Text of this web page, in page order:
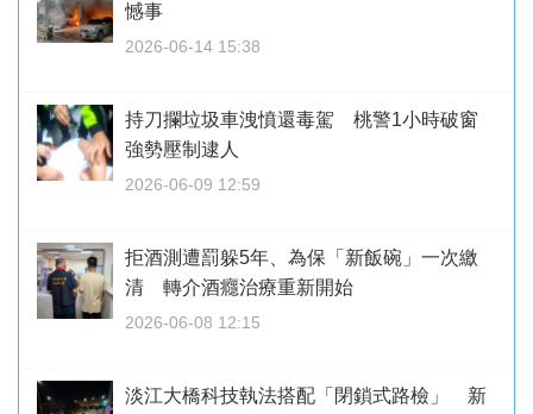
憾事
2026-06-14 15:38
持刀攔垃圾車洩憤還毒駕 桃警1小時破窗
強勢壓制逮人
2026-06-09 12:59
拒酒測遭罰躲5年、為保「新飯碗」一次繳
清 轉介酒癮治療重新開始
2026-06-08 12:15
淡江大橋科技執法搭配「閉鎖式路檢」 新